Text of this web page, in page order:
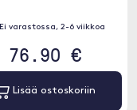
Ei varastossa, 2-6 viikkoa
76.90 €
Lisää ostoskoriin